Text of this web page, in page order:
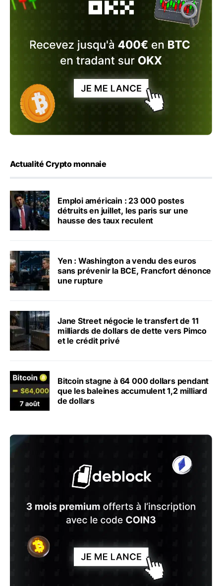
Actualité Crypto monnaie
Emploi américain : 23 000 postes
détruits en juillet, les paris sur une
hausse des taux reculent
Yen : Washington a vendu des euros
sans prévenir la BCE, Francfort dénonce
une rupture
Jane Street négocie le transfert de 11
milliards de dollars de dette vers Pimco
et le crédit privé
Bitcoin stagne à 64 000 dollars pendant
que les baleines accumulent 1,2 milliard
de dollars